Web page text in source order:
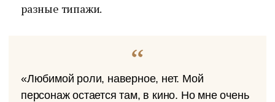
разные типажи.
«Любимой роли, наверное, нет. Мой
персонаж остается там, в кино. Но мне очень